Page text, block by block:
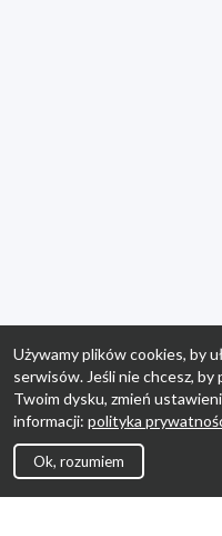
Używamy plików cookies, by
serwisów. Jeśli nie chcesz, by
Twoim dysku, zmień
informacji: polityka
Ok, rozumiem